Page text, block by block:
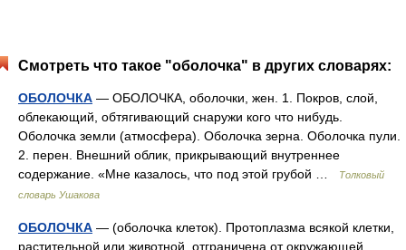
Смотреть что такое "оболочка" в других словарях:
ОБОЛОЧКА — ОБОЛОЧКА, оболочки, жен. 1. Покров, слой,
облекающий, обтягивающий снаружи кого что нибудь.
Оболочка земли (атмосфера). Оболочка зерна. Оболочка пули.
2. перен. Внешний облик, прикрывающий внутреннее
содержание. «Мне казалось, что под этой грубой …
Толковый
словарь Ушакова
ОБОЛОЧКА — (оболочка клеток). Протоплазма всякой клетки,
растительной или животной, отграничена от окружающей